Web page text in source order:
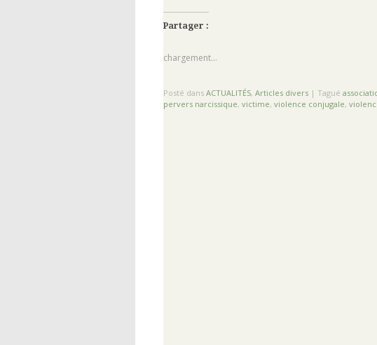
Partager :
chargement…
Posté dans ACTUALITÉS, Articles divers | Tagué
pervers narcissique, victime, violence conjugale,